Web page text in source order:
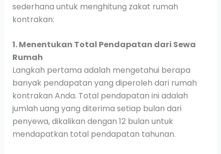
sederhana untuk menghitung zakat rumah
kontrakan:
1. Menentukan Total Pendapatan dari Sewa
Rumah
Langkah pertama adalah mengetahui berapa
banyak pendapatan yang diperoleh dari rumah
kontrakan Anda. Total pendapatan ini adalah
jumlah uang yang diterima setiap bulan dari
penyewa, dikalikan dengan 12 bulan untuk
mendapatkan total pendapatan tahunan.